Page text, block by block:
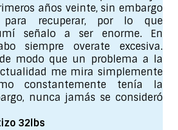
años veinte, sin embargo
recuperar, por lo que
señalo a ser enorme. En
siempre overate excesiva.
modo que un problema a la
me mira simplemente
constantemente tenía la
nunca jamás se consideró
32lbs